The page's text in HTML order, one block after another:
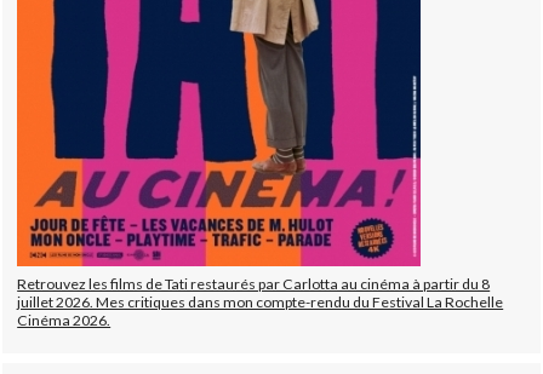
Retrouvez les films de Tati restaurés par Carlotta au cinéma à partir du 8
juillet 2026. Mes critiques dans mon compte-rendu du Festival La Rochelle
Cinéma 2026.